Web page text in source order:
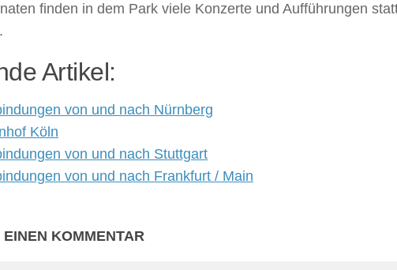
finden in dem Park viele Konzerte und Aufführungen
Artikel:
von und nach Nürnberg
Köln
von und nach Stuttgart
von und nach Frankfurt / Main
KOMMENTAR